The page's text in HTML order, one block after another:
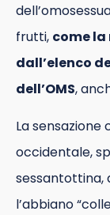
frutti, come
dall’elenco
dell’OMS,
La sensazione
occidentale,
sessantottina,
l’abbiano